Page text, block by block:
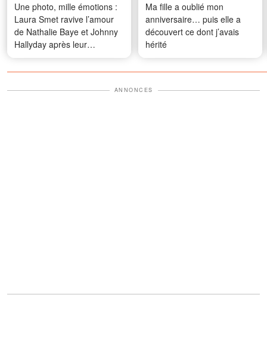
Une photo, mille émotions :
Laura Smet ravive l’amour
de Nathalie Baye et Johnny
Hallyday après leur
disparition
Ma fille a oublié mon
anniversaire… puis elle a
découvert ce dont j’avais
hérité
ANNONCES